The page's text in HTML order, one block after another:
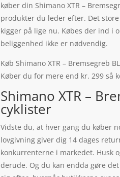
køber din Shimano XTR –
produkter du leder efter. Det
kigger på lige nu. Købes der ind i
beliggenhed ikke er nødvendig.
Køb Shimano XTR – Bremsegreb
Køber du for mere end kr. 299 så
Shimano XTR –
cyklister
Vidste du, at hver gang du køber
lovgivning giver dig 14 dages
konkurrenterne i markedet. Husk
derude. Og du kan endda gøre